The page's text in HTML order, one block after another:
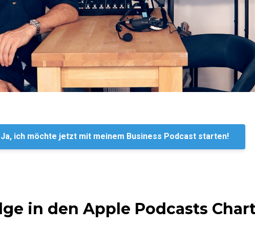
Ja, ich möchte jetzt mit meinem Business Podcast starten!
in den Apple Podcasts